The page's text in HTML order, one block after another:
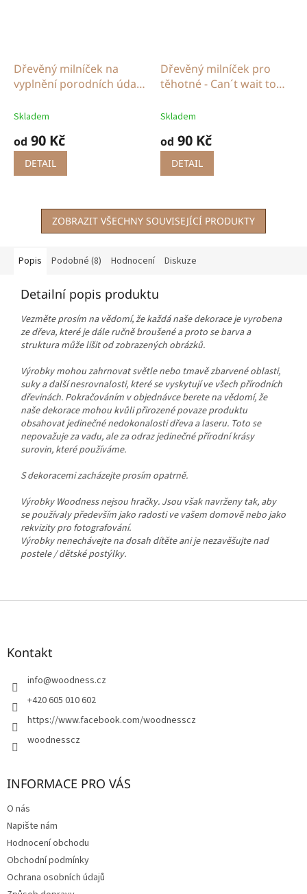
Dřevěný milníček na
vyplnění porodních údajů
Skladem
od 90 Kč
DETAIL
Dřevěný milníček pro
těhotné - Can´t wait to
Skladem
od 90 Kč
DETAIL
ZOBRAZIT VŠECHNY SOUVISEJÍCÍ PRODUKTY
Popis Podobné (8) Hodnocení Diskuze
Detailní popis produktu
Vezměte prosím na vědomí, že každá naše dekorace je vyrobena
ze dřeva, které je dále ručně broušené a proto se barva a
struktura může lišit od zobrazených obrázků.
Výrobky mohou zahrnovat světle nebo tmavě zbarvené oblasti,
suky a další nesrovnalosti, které se vyskytují ve všech přírodních
dřevinách. Pokračováním v objednávce berete na vědomí, že
naše dekorace mohou kvůli přirozené povaze produktu
obsahovat jedinečné nedokonalosti dřeva a laseru. Toto se
nepovažuje za vadu, ale za odraz jedinečné přírodní krásy
surovin, které používáme.
S dekoracemi zacházejte prosím opatrně.
Výrobky Woodness nejsou hračky. Jsou však navrženy tak, aby
se používaly především jako radosti ve vašem domově nebo jako
rekvizity pro fotografování.
Výrobky nenechávejte na dosah dítěte ani je nezavěšujte nad
postele / dětské postýlky.
Z
Kontakt
info@woodness.cz
+420 605 010 602
https://www.facebook.com/woodnesscz
woodnesscz
INFORMACE PRO VÁS
O nás
Napište nám
Hodnocení obchodu
Obchodní podmínky
Ochrana osobních údajů